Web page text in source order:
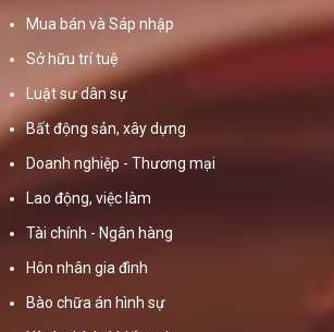
Mua bán và Sáp nhập
Sở hữu trí tuệ
Luật sư dân sự
Bất động sản, xây dựng
Doanh nghiệp - Thương mại
Lao động, việc làm
Tài chính - Ngân hàng
Hôn nhân gia đình
Bào chữa án hình sự